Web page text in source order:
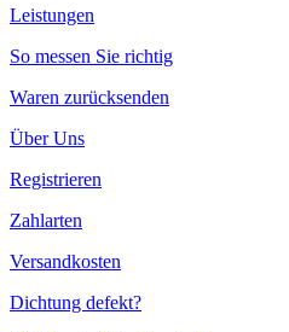
Leistungen
So messen Sie richtig
Waren zurücksenden
Über Uns
Registrieren
Zahlarten
Versandkosten
Dichtung defekt?